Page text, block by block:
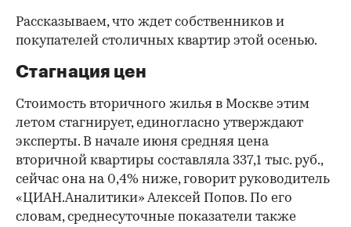
Рассказываем, что ждет собственников и
покупателей столичных квартир этой осенью.
Стагнация цен
Стоимость вторичного жилья в Москве этим
летом стагнирует, единогласно утверждают
эксперты. В начале июня средняя цена
вторичной квартиры составляла 337,1 тыс. руб.,
сейчас она на 0,4% ниже, говорит руководитель
«ЦИАН.Аналитики» Алексей Попов. По его
словам, среднесуточные показатели также